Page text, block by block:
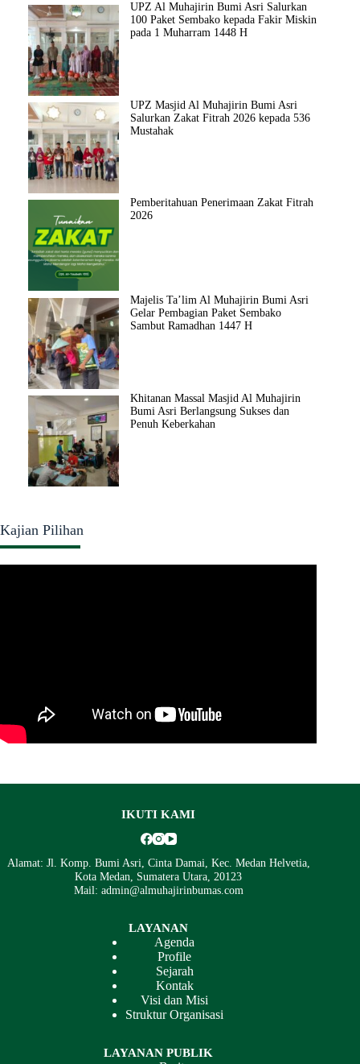
UPZ Al Muhajirin Bumi Asri Salurkan
100 Paket Sembako kepada Fakir Miskin
pada 1 Muharram 1448 H
UPZ Masjid Al Muhajirin Bumi Asri
Salurkan Zakat Fitrah 2026 kepada 536
Mustahak
Pemberitahuan Penerimaan Zakat Fitrah
2026
Majelis Ta’lim Al Muhajirin Bumi Asri
Gelar Pembagian Paket Sembako
Sambut Ramadhan 1447 H
Khitanan Massal Masjid Al Muhajirin
Bumi Asri Berlangsung Sukses dan
Penuh Keberkahan
Kajian Pilihan
IKUTI KAMI
Alamat: Jl. Komp. Bumi Asri, Cinta Damai, Kec. Medan Helvetia,
Kota Medan, Sumatera Utara, 20123
Mail: admin@almuhajirinbumas.com
LAYANAN
Agenda
Profile
Sejarah
Kontak
Visi dan Misi
Struktur Organisasi
LAYANAN PUBLIK